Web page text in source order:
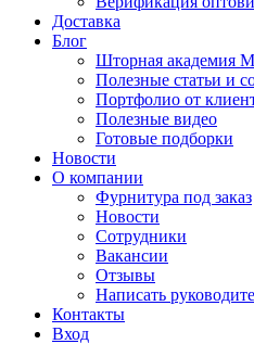
Доставка
Блог
Шторная академия
Полезные статьи и
Портфолио от
Полезные видео
Готовые подборки
Новости
О компании
Фурнитура под заказ
Новости
Сотрудники
Вакансии
Отзывы
Написать
Контакты
Вход